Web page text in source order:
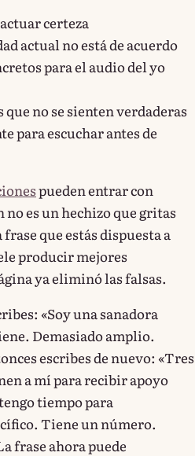
certeza
actual no está de acuerdo
para el audio del yo
no se sienten verdaderas
para escuchar antes de
pueden entrar con
es un hechizo que gritas
que estás dispuesta a
producir mejores
ya eliminó las falsas.
«Soy una sanadora
Demasiado amplio.
escribes de nuevo: «Tres
a mí para recibir apoyo
tiempo para
Tiene un número.
frase ahora puede